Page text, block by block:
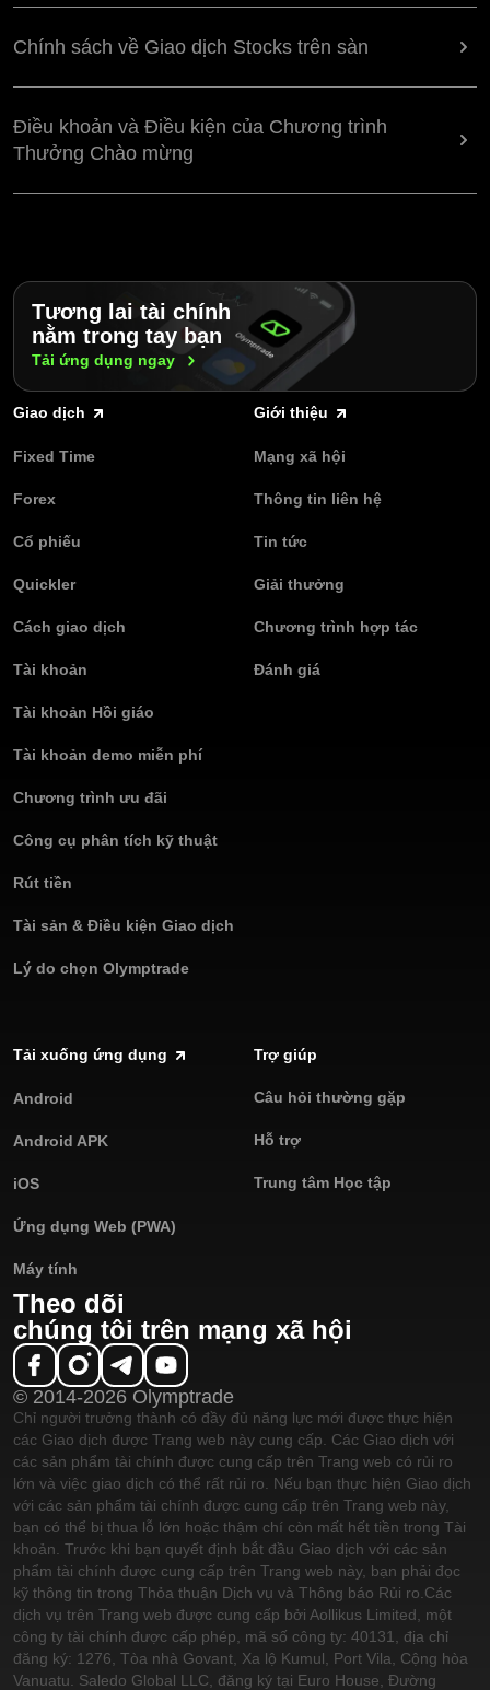
Chính sách về Giao dịch Stocks trên sàn
Điều khoản và Điều kiện của Chương trình
Thưởng Chào mừng
Tương lai tài chính
nằm trong tay bạn
Tải ứng dụng ngay
Giao dịch
Fixed Time
Forex
Cổ phiếu
Quickler
Cách giao dịch
Tài khoản
Tài khoản Hồi giáo
Tài khoản demo miễn phí
Chương trình ưu đãi
Công cụ phân tích kỹ thuật
Rút tiền
Tài sản & Điều kiện Giao dịch
Lý do chọn Olymptrade
Giới thiệu
Mạng xã hội
Thông tin liên hệ
Tin tức
Giải thưởng
Chương trình hợp tác
Đánh giá
Tải xuống ứng dụng
Android
Android APK
iOS
Ứng dụng Web (PWA)
Máy tính
Trợ giúp
Câu hỏi thường gặp
Hỗ trợ
Trung tâm Học tập
Theo dõi
chúng tôi trên mạng xã hội
© 2014-2026 Olymptrade
Chỉ người trưởng thành có đầy đủ năng lực mới được thực hiện
các Giao dịch được Trang web này cung cấp. Các Giao dịch với
các sản phẩm tài chính được cung cấp trên Trang web có rủi ro
lớn và việc giao dịch có thể rất rủi ro. Nếu bạn thực hiện Giao dịch
với các sản phẩm tài chính được cung cấp trên Trang web này,
bạn có thể bị thua lỗ lớn hoặc thậm chí còn mất hết tiền trong Tài
khoản. Trước khi bạn quyết định bắt đầu Giao dịch với các sản
phẩm tài chính được cung cấp trên Trang web này, bạn phải đọc
kỹ thông tin trong Thỏa thuận Dịch vụ và Thông báo Rủi ro. Các
dịch vụ trên Trang web được cung cấp bởi Aollikus Limited, một
công ty tài chính được cấp phép, mã số công ty: 40131, địa chỉ
đăng ký: 1276, Tòa nhà Govant, Xa lộ Kumul, Port Vila, Cộng hòa
Vanuatu. Saledo Global LLC, đăng ký tại Euro House, Đường